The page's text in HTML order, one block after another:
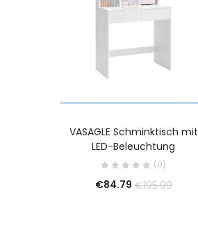
VASAGLE Schminktisch mit
LED-Beleuchtung
(0)
€84.79 €105.99